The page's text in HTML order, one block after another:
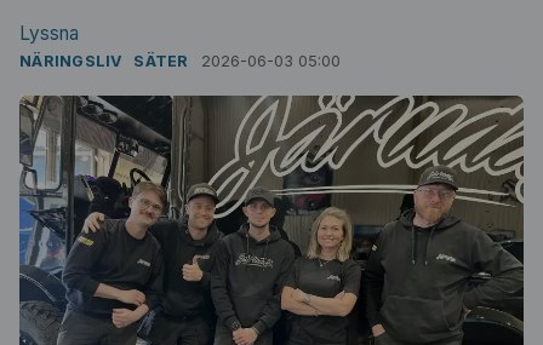
Lyssna
NÄRINGSLIV SÄTER 2026-06-03 05:00